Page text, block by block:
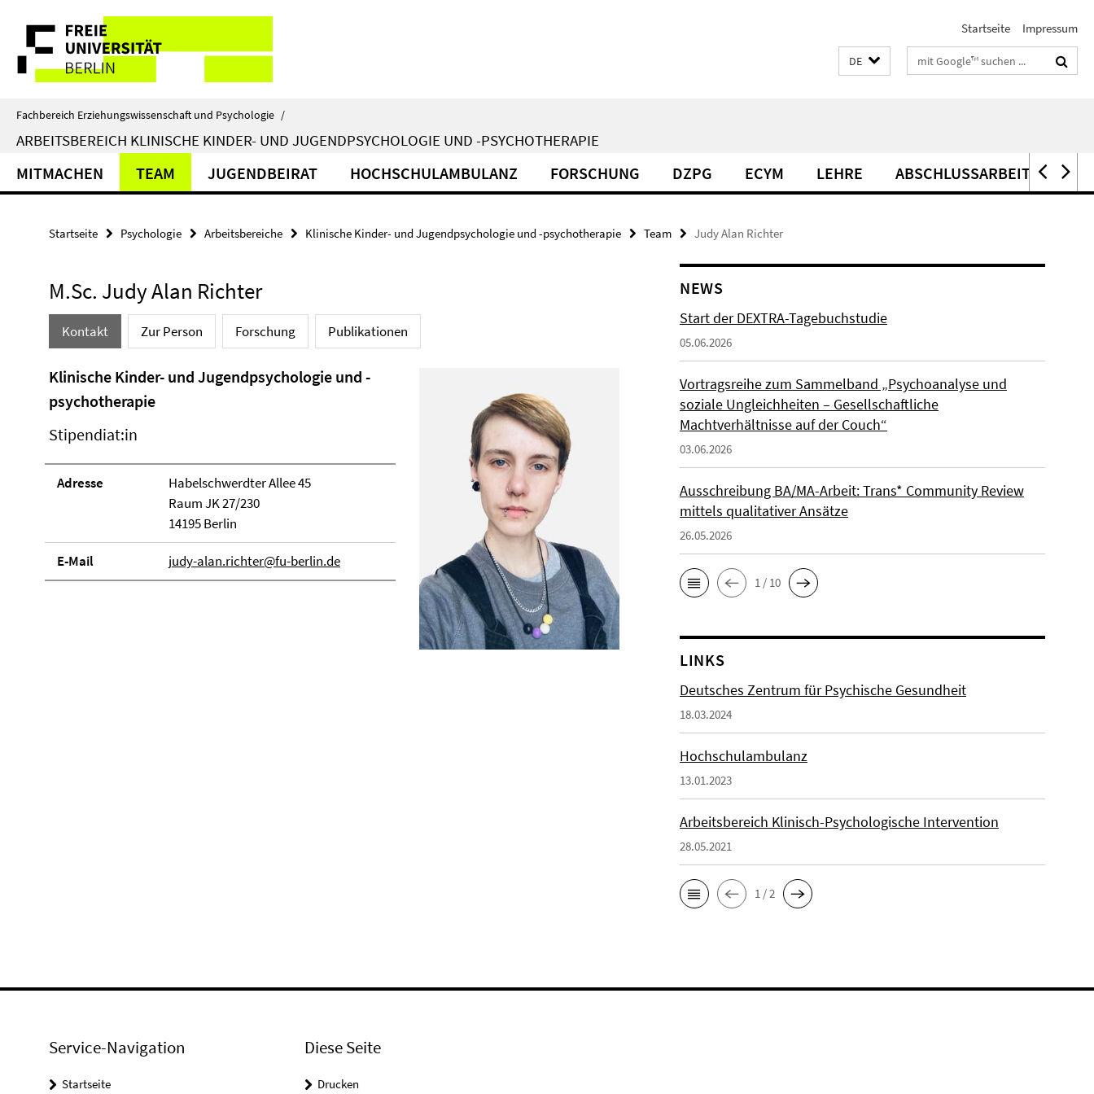
direkt
Inhalt
Service-
Navigation
Startseite Impressum
DE Suchbegriffe
Fachbereich Erziehungswissenschaft und Psychologie /
ARBEITSBEREICH KLINISCHE KINDER- UND JUGENDPSYCHOLOGIE UND -PSYCHOTHERAPIE
MITMACHEN TEAM JUGENDBEIRAT HOCHSCHULAMBULANZ FORSCHUNG DZPG ECYM LEHRE ABSCHLUSSARBEITEN
Startseite Psychologie Arbeitsbereiche Klinische Kinder- und Jugendpsychologie und -psychotherapie Team Judy Alan Richter
M.Sc. Judy Alan Richter
Kontakt Zur Person Forschung Publikationen
Klinische Kinder- und Jugendpsychologie und -
psychotherapie
Stipendiat:in
Adresse
Habelschwerdter Allee 45
Raum JK 27/230
14195 Berlin
E-Mail judy-alan.richter@fu-berlin.de
NEWS
Start der DEXTRA-Tagebuchstudie
05.06.2026
Vortragsreihe zum Sammelband „Psychoanalyse und
soziale Ungleichheiten – Gesellschaftliche
Machtverhältnisse auf der Couch“
03.06.2026
Ausschreibung BA/MA-Arbeit: Trans* Community Review
mittels qualitativer Ansätze
26.05.2026
1 / 10
LINKS
Deutsches Zentrum für Psychische Gesundheit
18.03.2024
Hochschulambulanz
13.01.2023
Arbeitsbereich Klinisch-Psychologische Intervention
28.05.2021
1 / 2
Service-Navigation
Startseite
Diese Seite
Drucken